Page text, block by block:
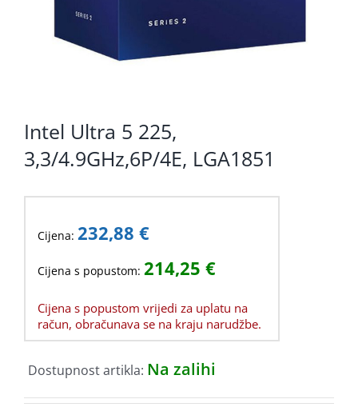
POTROŠAČKA ELEKTRONIKA
Intel Ultra 5 225,
3,3/4.9GHz,6P/4E, LGA1851
Cijena: 232,88 €
Cijena s popustom: 214,25 €
Cijena s popustom vrijedi za uplatu na
račun, obračunava se na kraju narudžbe.
Dostupnost artikla: Na zalihi